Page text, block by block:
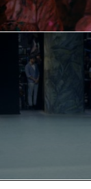
Tweetnij